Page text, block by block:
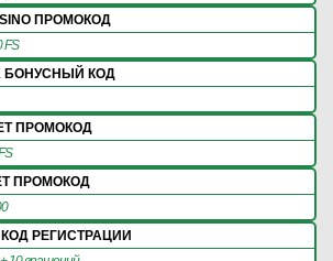
ПРОМОКОД
FS
БОНУСНЫЙ КОД
ПРОМОКОД
ПРОМОКОД
КОД РЕГИСТРАЦИИ